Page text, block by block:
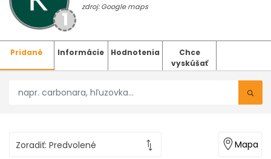
1
zdroj: Google maps
Pridané Informácie Hodnotenia
Chce
vyskúšať
Mapa